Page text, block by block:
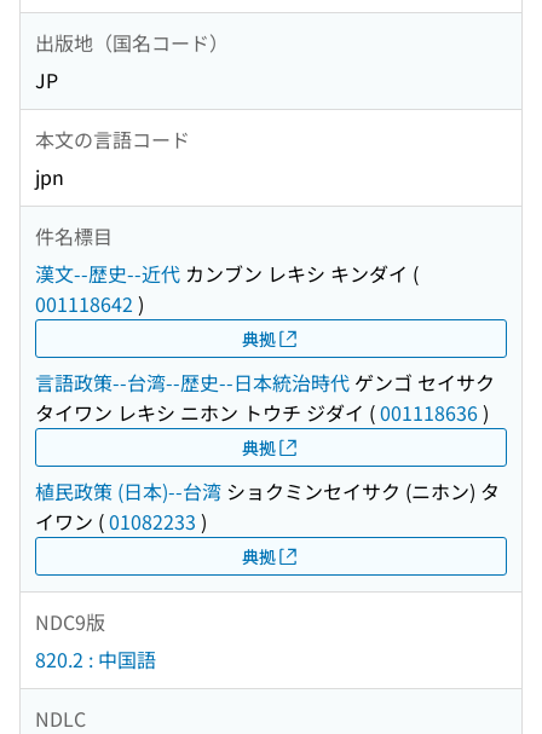
出版地（国名コード）
JP
本文の言語コード
jpn
件名標目
漢文--歴史--近代 カンブン レキシ キンダイ (
001118642 )
典拠
言語政策--台湾--歴史--日本統治時代 ゲンゴ セイサク
タイワン レキシ ニホン トウチ ジダイ (001118636)
典拠
植民政策 (日本)--台湾 ショクミンセイサク (ニホン) タ
イワン (01082233 )
典拠
NDC9版
820.2 : 中国語
NDLC